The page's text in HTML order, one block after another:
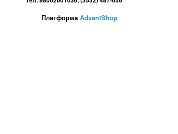
ПлатформаAdvantShop